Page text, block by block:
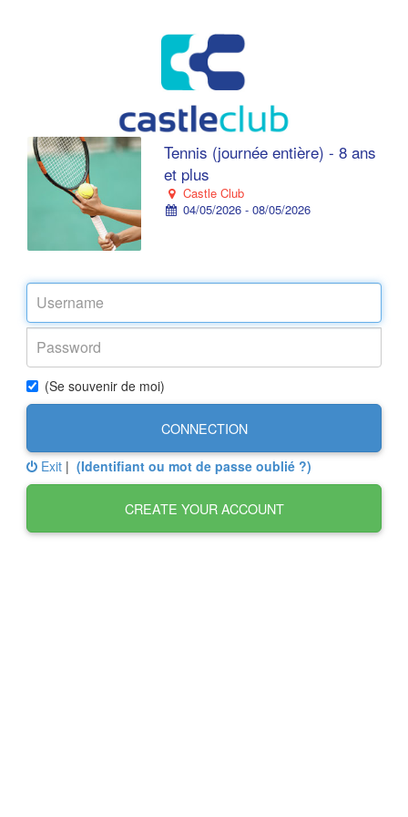
Tennis (journée entière) - 8 ans
et plus
Castle Club
04/05/2026 - 08/05/2026
(Se souvenir de moi)
CONNECTION
Exit | (Identifiant ou mot de passe oublié ?)
CREATE YOUR ACCOUNT